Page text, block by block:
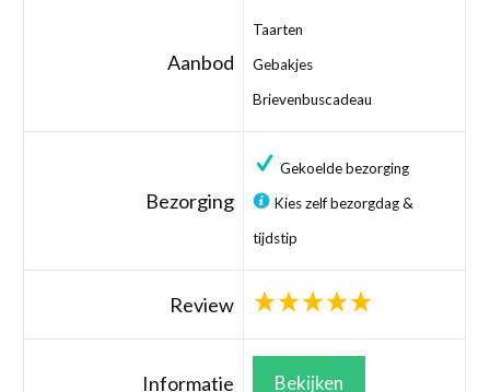
Aanbod
Taarten
Gebakjes
Brievenbuscadeau
Bezorging
Gekoelde bezorging
Kies zelf bezorgdag &
tijdstip
Review
Informatie Bekijken